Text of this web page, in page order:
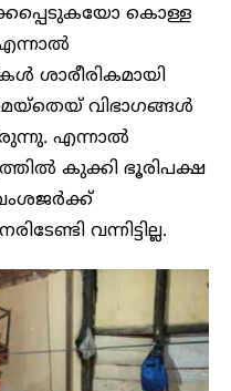
കൊള്ള
ശാരീരികമായി
മെയ്തെയ് വിഭാഗങ്ങൾ
എന്നാൽ
കുക്കി ഭൂരിപക്ഷ
വന്നിട്ടില്ല.